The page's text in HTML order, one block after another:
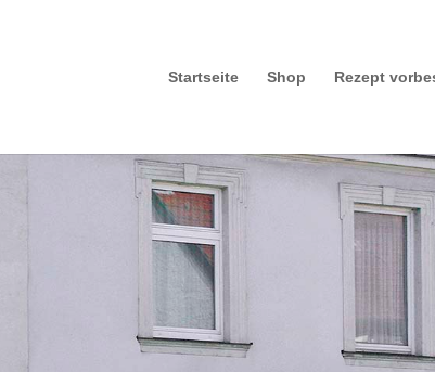
Startseite Shop Rezept